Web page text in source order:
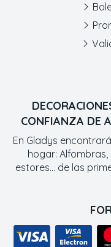
CONFIANZA DE
En Gladys
hogar:
estores... de las